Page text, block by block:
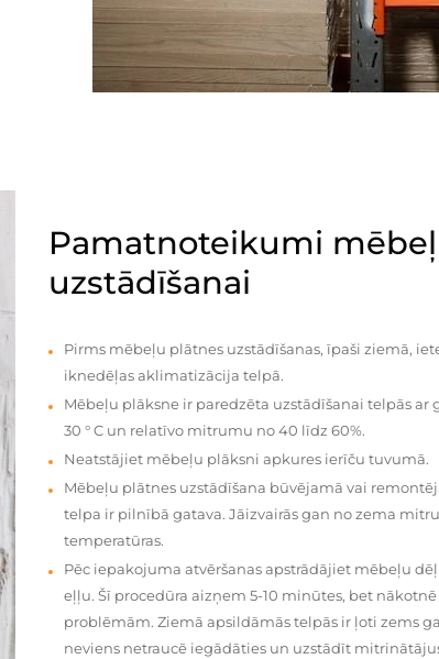
Pamatnoteikumi
uzstādīšanai
Pirms mēbeļu plātnes uzstādīšanas, īpaši ziemā,
iknedēļas aklimatizācija telpā.
Mēbeļu plāksne ir paredzēta uzstādīšanai telpās ar
30 ° C un relatīvo mitrumu no 40 līdz 60%.
Neatstājiet mēbeļu plāksni apkures ierīču tuvumā.
Mēbeļu plātnes uzstādīšana būvējamā vai
telpa ir pilnībā gatava. Jāizvairās gan no zema
temperatūras.
Pēc iepakojuma atvēršanas apstrādājiet mēbeļu
eļļu. Šī procedūra aizņem 5-10 minūtes, bet
problēmām. Ziemā apsildāmās telpās ir ļoti zems
neviens netraucē iegādāties un uzstādīt